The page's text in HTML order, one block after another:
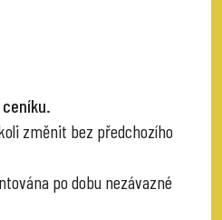
změnit bez předchozího
po dobu nezávazné